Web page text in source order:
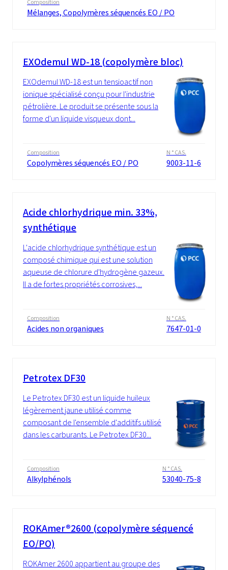
Composition
Mélanges, Copolymères séquencés EO / PO
EXOdemul WD-18 (copolymère bloc)
EXOdemul WD-18 est un tensioactif non
ionique spécialisé conçu pour l'industrie
pétrolière. Le produit se présente sous la
forme d'un liquide visqueux dont...
Composition
Copolymères séquencés EO / PO
N ° CAS.
9003-11-6
Acide chlorhydrique min. 33%,
synthétique
L'acide chlorhydrique synthétique est un
composé chimique qui est une solution
aqueuse de chlorure d'hydrogène gazeux.
Il a de fortes propriétés corrosives,...
Composition
Acides non organiques
N ° CAS.
7647-01-0
Petrotex DF30
Le Petrotex DF30 est un liquide huileux
légèrement jaune utilisé comme
composant de l'ensemble d'additifs utilisé
dans les carburants. Le Petrotex DF30...
Composition
Alkylphénols
N ° CAS.
53040-75-8
ROKAmer®2600 (copolymère séquencé
EO/PO)
ROKAmer 2600 appartient au groupe des